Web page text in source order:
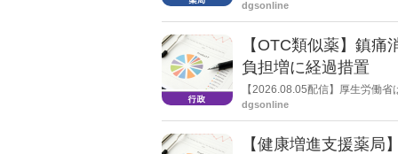
止し、自己破産申請の準備に入
dgsonline
【OTC類似薬】鎮
負担増に経過措置
【2026.08.05配信】厚生労働
検討会」を開催。「中間とりま
dgsonline
【健康増進支援薬